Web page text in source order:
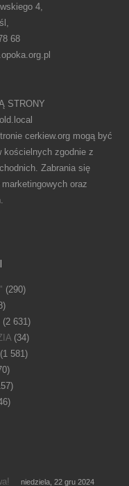
4,
68
STRONY
cerkiew.org mogą być
kościelnych zgodnie z
Zabrania się
oraz
(290)
(2 631)
(34)
(1 581)
niedziela, 22 gru 2024